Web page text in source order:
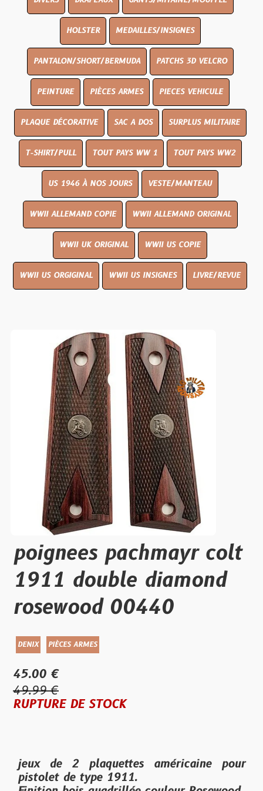
HOLSTER MEDAILLES/INSIGNES
PANTALON/SHORT/BERMUDA PATCHS 3D VELCRO
PEINTURE PIÈCES ARMES PIECES VEHICULE
PLAQUE DÉCORATIVE SAC A DOS SURPLUS MILITAIRE
T-SHIRT/PULL TOUT PAYS WW 1 TOUT PAYS WW2
US 1946 À NOS JOURS VESTE/MANTEAU
WWII ALLEMAND COPIE WWII ALLEMAND ORIGINAL
WWII UK ORIGINAL WWII US COPIE
WWII US ORGIGINAL WWII US INSIGNES LIVRE/REVUE
poignees pachmayr colt
1911 double diamond
rosewood 00440
DENIX PIÈCES ARMES
45.00 €
49.99 €
RUPTURE DE STOCK
jeux de 2 plaquettes américaine pour
pistolet de type 1911.